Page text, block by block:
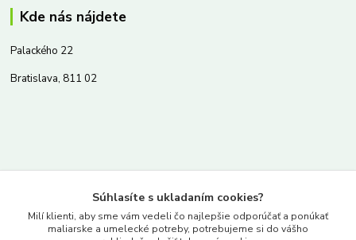
Kde nás nájdete
Palackého 22
Bratislava, 811 02
www.merkantil.sk
Súhlasíte s ukladaním cookies?
Milí klienti, aby sme vám vedeli čo najlepšie odporúčať a ponúkať
maliarske a umelecké potreby, potrebujeme si do vášho